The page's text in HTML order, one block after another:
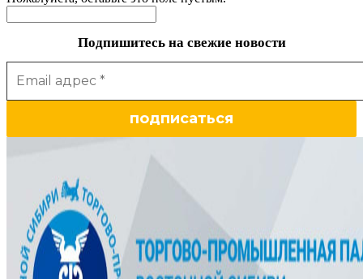
Подпишитесь на свежие новости